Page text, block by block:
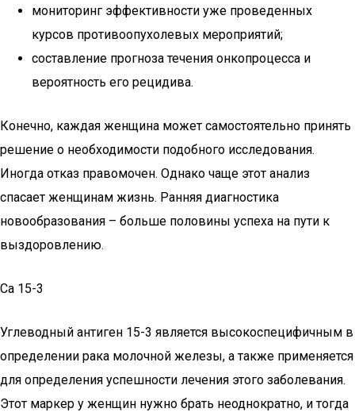
мониторинг эффективности уже проведенных
курсов противоопухолевых мероприятий;
составление прогноза течения онкопроцесса и
вероятность его рецидива.
Конечно, каждая женщина может самостоятельно принять
решение о необходимости подобного исследования.
Иногда отказ правомочен. Однако чаще этот анализ
спасает женщинам жизнь. Ранняя диагностика
новообразования – больше половины успеха на пути к
выздоровлению.
Са 15-3
Углеводный антиген 15-3 является высокоспецифичным в
определении рака молочной железы, а также применяется
для определения успешности лечения этого заболевания.
Этот маркер у женщин нужно брать неоднократно, и тогда